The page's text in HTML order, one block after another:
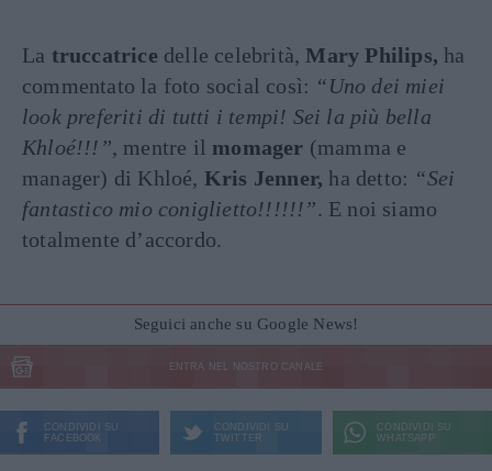
La truccatrice delle celebrità,Mary Philips, ha
commentato la foto social così: “Uno dei miei
look preferiti di tutti i tempi! Sei la più bella
Khloé!!!”, mentre il momager (mamma e
manager) di Khloé, Kris Jenner, ha detto: “Sei
fantastico mio coniglietto!!!!!!”. E noi siamo
totalmente d’accordo.
Seguici anche su Google News!
ENTRA NEL NOSTRO CANALE
CONDIVIDI SU
FACEBOOK
CONDIVIDI SU
TWITTER
CONDIVIDI SU
WHATSAPP